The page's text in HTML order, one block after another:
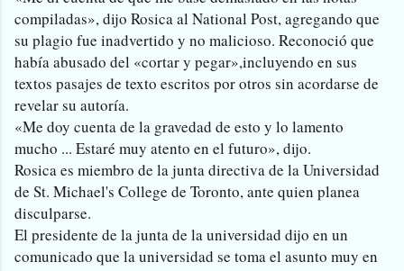
compiladas», dijo Rosica al National Post, agregando que
su plagio fue inadvertido y no malicioso. Reconoció que
había abusado del «cortar y pegar»,incluyendo en sus
textos pasajes de texto escritos por otros sin acordarse de
revelar su autoría.
«Me doy cuenta de la gravedad de esto y lo lamento
mucho ... Estaré muy atento en el futuro», dijo.
Rosica es miembro de la junta directiva de la Universidad
de St. Michael's College de Toronto, ante quien planea
disculparse.
El presidente de la junta de la universidad dijo en un
comunicado que la universidad se toma el asunto muy en